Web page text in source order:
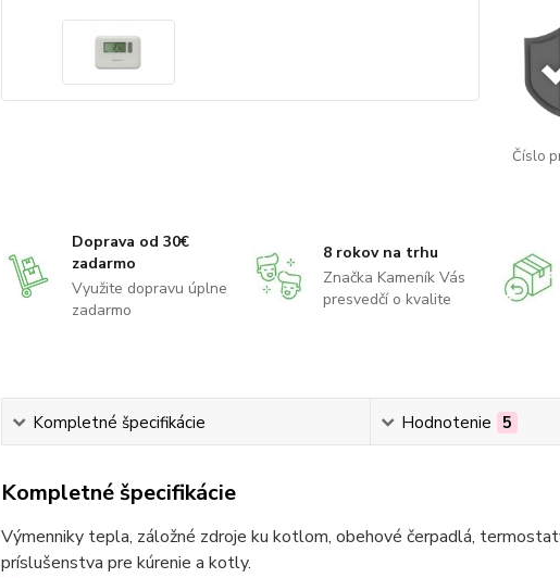
Číslo
Doprava od 30€
zadarmo
Využite dopravu úplne
zadarmo
8 rokov na trhu
Značka Kameník Vás
presvedčí o kvalite
Kompletné špecifikácie Hodnotenie 5
Kompletné špecifikácie
Výmenniky tepla, záložné zdroje ku kotlom, obehové čerpadlá,
príslušenstva pre kúrenie a kotly.